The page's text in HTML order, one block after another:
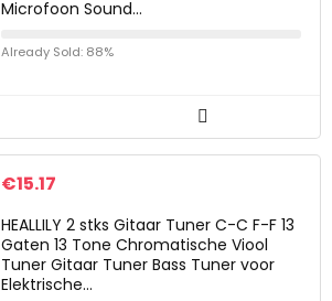
Microfoon Sound…
Already Sold: 88%
€15.17
HEALLILY 2 stks Gitaar Tuner C-C F-F 13
Gaten 13 Tone Chromatische Viool
Tuner Gitaar Tuner Bass Tuner voor
Elektrische…